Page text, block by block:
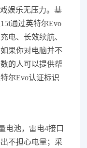
娱乐无压力。基
通过英特尔Evo
电、长效续航、
果你对电脑并不
的人可以提供帮
尔Evo认证标识
电池，雷电4接口
不担心电量；采